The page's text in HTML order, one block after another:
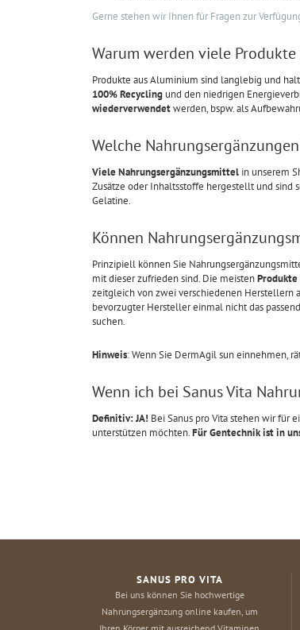
Gerne stehen wir Ihnen für Fragen zur
Warum werden viele
Produkte aus Aluminium sind langlebig und
100% Recyclingund den niedrigen
wiederverwendetwerden, bspw. als
Welche
Viele Nahrungsergänzungsmittelin unserem
Zusätze oder Inhaltsstoffe hergestellt und sind
Gelatine.
Können
Prinzipiell können Sie
mit dieser zufrieden sind. Die meisten
zeitgleich von zwei verschiedenen Herstellern
bevorzugter Hersteller einmal nicht das
suchen.
Hinweis: Wenn Sie DermAgil sun einnehmen,
Wenn ich bei Sanus Vita
Definitiv: JA! Bei Sanus pro Vita stehen wir für
unterstützen möchten.Für Gentechnik ist in
SANUS PRO VITA
Bei uns können Sie hochwertige
Nahrungsergänzung online kaufen, um